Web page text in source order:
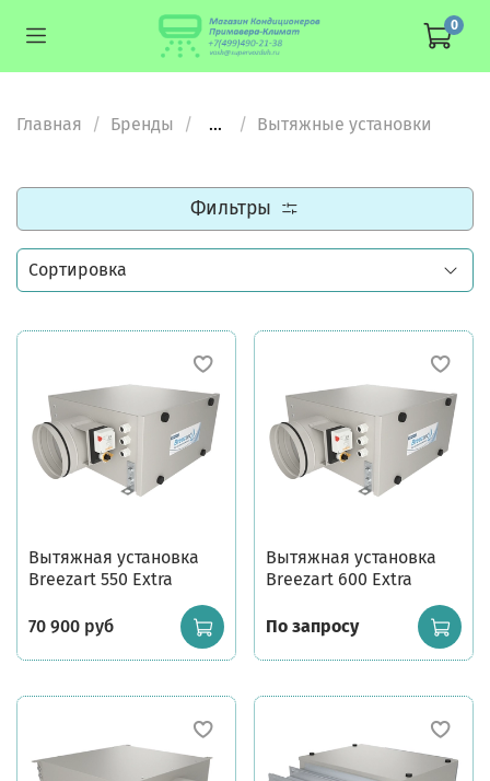
0
Главная Бренды ... Вытяжные установки
Фильтры
Вытяжная установка
Breezart 550 Extra
70 900 руб
Вытяжная установка
Breezart 600 Extra
По запросу